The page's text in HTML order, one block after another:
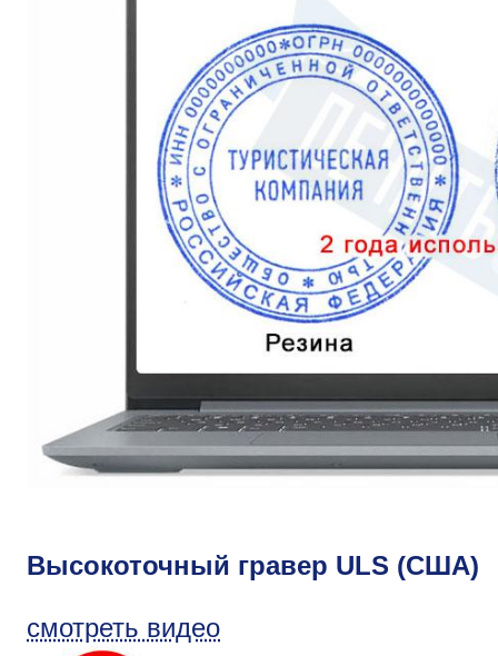
Высокоточный гравер ULS (США)
смотреть видео